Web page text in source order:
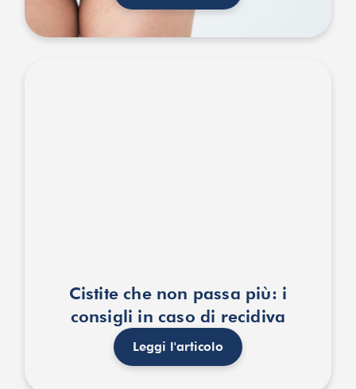
Cistite che non passa più: i
consigli in caso di recidiva
Leggi l'articolo